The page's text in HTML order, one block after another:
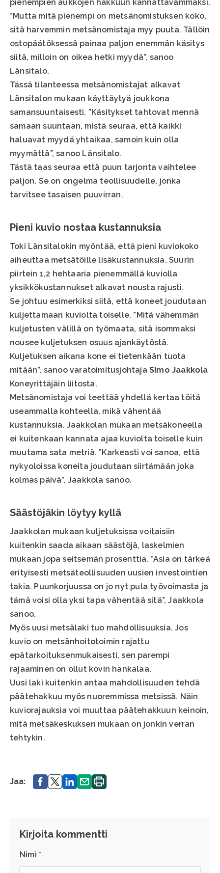
pienempien aukkojen hakkuun kannattavammaksi.
”Mutta mitä pienempi on metsänomistuksen koko,
sitä harvemmin metsänomistaja myy puuta. Tällöin
ostopäätöksessä painaa paljon enemmän käsitys
siitä, milloin on oikea hetki myydä”, sanoo
Länsitalo.
Tässä tilanteessa metsänomistajat alkavat
Länsitalon mukaan käyttäytyä joukkona
samansuuntaisesti. ”Käsitykset tahtovat mennä
samaan suuntaan, mistä seuraa, että kaikki
haluavat myydä yhtaikaa, samoin kuin olla
myymättä”, sanoo Länsitalo.
Tästä taas seuraa että puun tarjonta vaihtelee
paljon. Se on ongelma teollisuudelle, jonka
tarvitsee tasaisen puuvirran.
Pieni kuvio nostaa kustannuksia
Toki Länsitalokin myöntää, että pieni kuviokoko
aiheuttaa metsätöille lisäkustannuksia. Suurin
piirtein 1,2 hehtaaria pienemmällä kuviolla
yksikkökustannukset alkavat nousta rajusti.
Se johtuu esimerkiksi siitä, että koneet joudutaan
kuljettamaan kuviolta toiselle. ”Mitä vähemmän
kuljetusten välillä on työmaata, sitä isommaksi
nousee kuljetuksen osuus ajankäytöstä.
Kuljetuksen aikana kone ei tietenkään tuota
mitään”, sanoo varatoimitusjohtaja Simo Jaakkola
Koneyrittäjäin liitosta.
Metsänomistaja voi teettää yhdellä kertaa töitä
useammalla kohteella, mikä vähentää
kustannuksia. Jaakkolan mukaan metsäkoneella
ei kuitenkaan kannata ajaa kuviolta toiselle kuin
muutama sata metriä. ”Karkeasti voi sanoa, että
nykyoloissa koneita joudutaan siirtämään joka
kolmas päivä”, Jaakkola sanoo.
Säästöjäkin löytyy kyllä
Jaakkolan mukaan kuljetuksissa voitaisiin
kuitenkin saada aikaan säästöjä, laskelmien
mukaan jopa seitsemän prosenttia. ”Asia on tärkeä
erityisesti metsäteollisuuden uusien investointien
takia. Puunkorjuussa on jo nyt pula työvoimasta ja
tämä voisi olla yksi tapa vähentää sitä”, Jaakkola
sanoo.
Myös uusi metsälaki tuo mahdollisuuksia. Jos
kuvio on metsänhoitotoimin rajattu
epätarkoituksenmukaisesti, sen parempi
rajaaminen on ollut kovin hankalaa.
Uusi laki kuitenkin antaa mahdollisuuden tehdä
päätehakkuu myös nuoremmissa metsissä. Näin
kuviorajauksia voi muuttaa päätehakkuun keinoin,
mitä metsäkeskuksen mukaan on jonkin verran
tehtykin.
Jaa: Jaa. Jaa.Jaa. Jaa. Tulosta
sivu.
Kirjoita kommentti
Nimi *